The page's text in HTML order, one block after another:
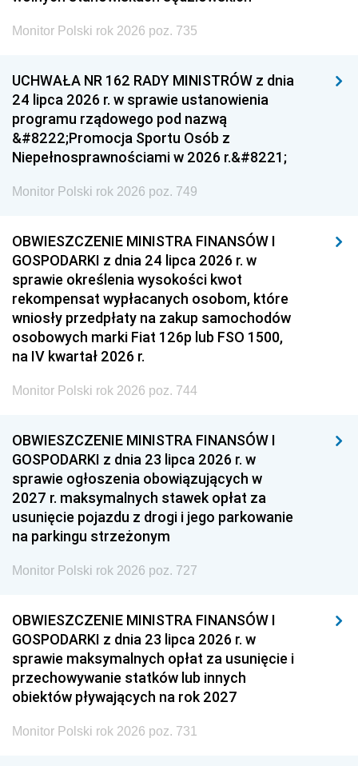
Monitor Polski rok 2026 poz. 735
UCHWAŁA NR 162 RADY MINISTRÓW z dnia
24 lipca 2026 r. w sprawie ustanowienia
programu rządowego pod nazwą
&#8222;Promocja Sportu Osób z
Niepełnosprawnościami w 2026 r.&#8221;
Monitor Polski rok 2026 poz. 749
OBWIESZCZENIE MINISTRA FINANSÓW I
GOSPODARKI z dnia 24 lipca 2026 r. w
sprawie określenia wysokości kwot
rekompensat wypłacanych osobom, które
wniosły przedpłaty na zakup samochodów
osobowych marki Fiat 126p lub FSO 1500,
na IV kwartał 2026 r.
Monitor Polski rok 2026 poz. 744
OBWIESZCZENIE MINISTRA FINANSÓW I
GOSPODARKI z dnia 23 lipca 2026 r. w
sprawie ogłoszenia obowiązujących w
2027 r. maksymalnych stawek opłat za
usunięcie pojazdu z drogi i jego parkowanie
na parkingu strzeżonym
Monitor Polski rok 2026 poz. 727
OBWIESZCZENIE MINISTRA FINANSÓW I
GOSPODARKI z dnia 23 lipca 2026 r. w
sprawie maksymalnych opłat za usunięcie i
przechowywanie statków lub innych
obiektów pływających na rok 2027
Monitor Polski rok 2026 poz. 731